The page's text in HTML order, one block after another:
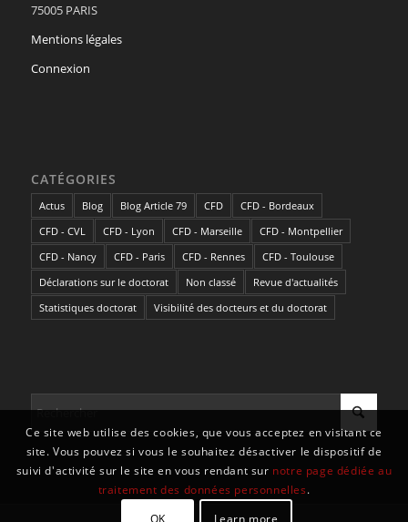
75005 PARIS
Mentions légales
Connexion
CATÉGORIES
Actus Blog Blog Article 79 CFD
CFD - Bordeaux
CFD - CVL
CFD - Lyon CFD - Marseille
CFD - Montpellier
CFD - Nancy
CFD - Paris CFD - Rennes
CFD - Toulouse
Déclarations sur le doctorat
Non classé
Revue d'actualités
Statistiques doctorat
Visibilité des docteurs et du doctorat
Ce site web utilise des cookies, que vous acceptez en visitant ce
site. Vous pouvez si vous le souhaitez désactiver le dispositif de
suivi d'activité sur le site en vous rendant sur notre page dédiée au
traitement des données personnelles.
OK
Learn more